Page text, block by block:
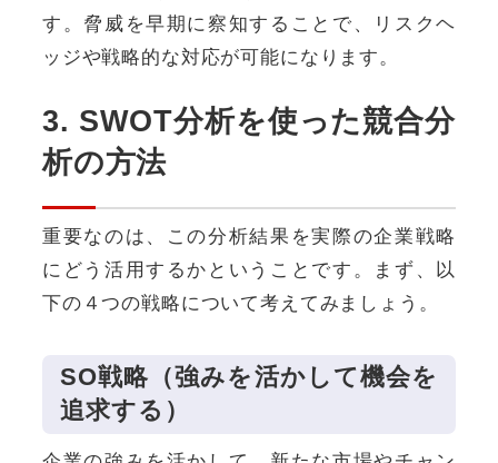
す。脅威を早期に察知することで、リスクヘ
ッジや戦略的な対応が可能になります。
3. SWOT分析を使った競合分
析の方法
重要なのは、この分析結果を実際の企業戦略
にどう活用するかということです。まず、以
下の４つの戦略について考えてみましょう。
SO戦略（強みを活かして機会を
追求する）